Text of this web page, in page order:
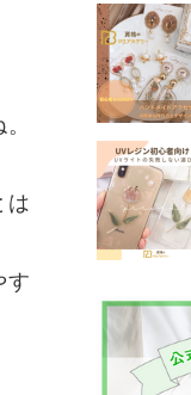
は
す